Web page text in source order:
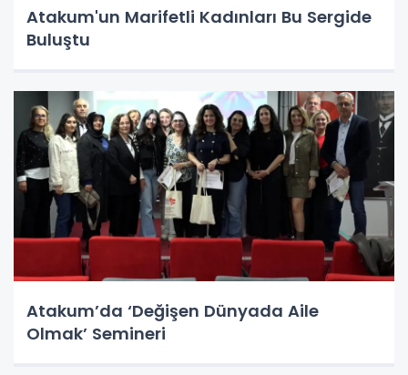
Atakum'un Marifetli Kadınları Bu Sergide
Buluştu
Atakum’da ‘Değişen Dünyada Aile
Olmak’ Semineri